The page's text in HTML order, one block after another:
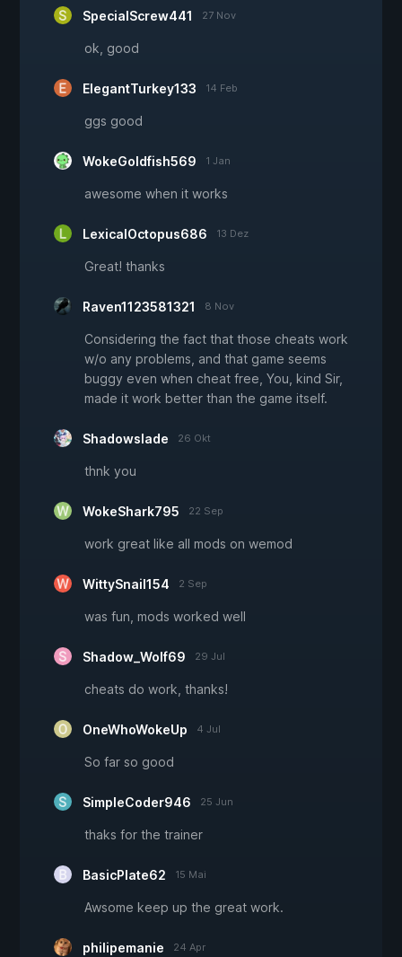
SpecialScrew441 27 Nov
ok, good
ElegantTurkey133 14 Feb
ggs good
WokeGoldfish569 1 Jan
awesome when it works
LexicalOctopus686 13 Dez
Great! thanks
Raven1123581321 8 Nov
Considering the fact that those cheats work
w/o any problems, and that game seems
buggy even when cheat free, You, kind Sir,
made it work better than the game itself.
Shadowslade 26 Okt
thnk you
WokeShark795 22 Sep
work great like all mods on wemod
WittySnail154 2 Sep
was fun, mods worked well
Shadow_Wolf69 29 Jul
cheats do work, thanks!
OneWhoWokeUp 4 Jul
So far so good
SimpleCoder946 25 Jun
thaks for the trainer
BasicPlate62 15 Mai
Awsome keep up the great work.
philipemanie 24 Apr